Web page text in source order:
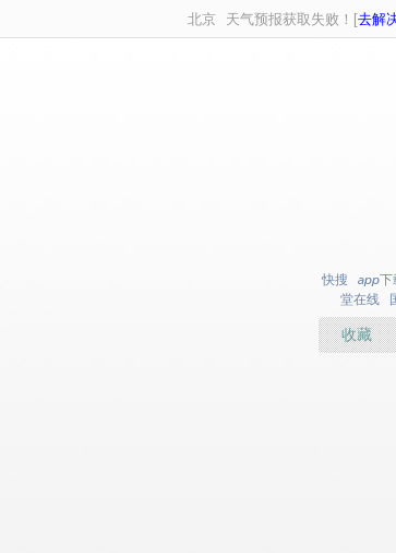
北京 天气预报获取失败！[去解
快搜 app下
堂在线
收藏